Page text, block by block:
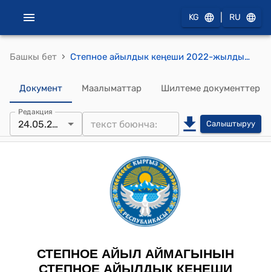
KG RU
Башкы бет › Степное айылдык кеңеши 2022-жылдын 24-майындагы № 7 "Степное айыл аймагындагы алыскы жана айыл жанындагы жайыттарда мал жаюуга тарифти өзгөртүү жөнүндө" токтому
Документ Маалыматтар Шилтеме документтер
Редакция
24.05.2022 Салыштыруу